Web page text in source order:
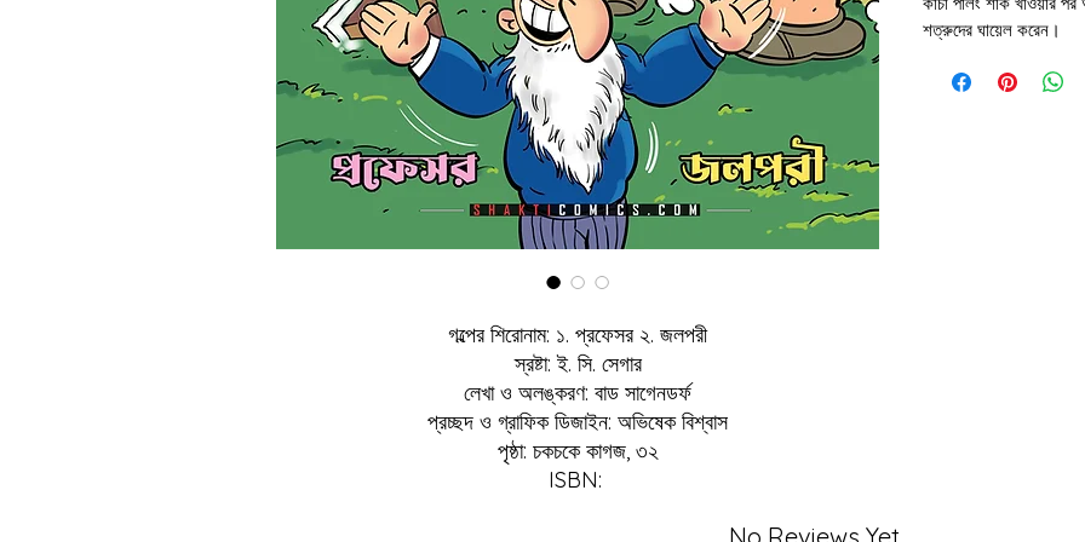
গল্পের শিরোনাম: ১. প্রফেসর ২. জলপরী
স্রষ্টা: ই. সি. সেগার
লেখা ও অলঙ্করণ: বাড সাগেনডর্ফ
প্রচ্ছদ ও গ্রাফিক ডিজাইন: অভিষেক বিশ্বাস
পৃষ্ঠা: চকচকে কাগজ, ৩২
ISBN:
শত্রুদের ঘায়েল করেন।